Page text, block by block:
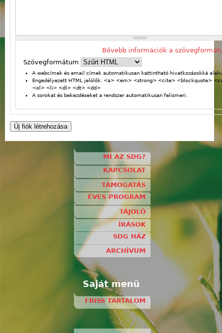
Bővebb információk a
Szövegformátum
A webcímek és email címek automatikusan kattintható hivatkozásokká
Engedélyezett HTML jelölők: <a> <em> <strong> <cite> <blockquote>
<ol> <li> <dl> <dt> <dd>
A sorokat és bekezdéseket a rendszer automatikusan felismeri.
MI AZ SDG?
KAPCSOLAT
TÁMOGATÁS
ÉVES PROGRAM
TÁJOLÓ
ÍRÁSOK
SDG HÁZ
ARCHÍVUM
Saját menü
FRISS TARTALOM